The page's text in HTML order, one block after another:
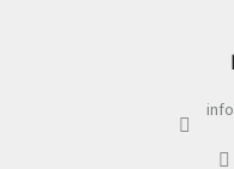
info